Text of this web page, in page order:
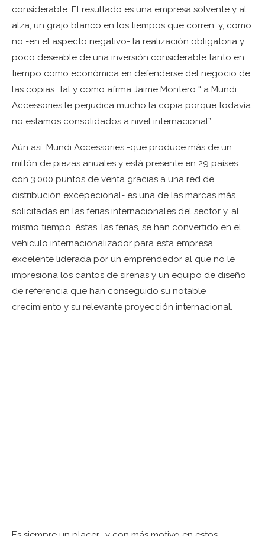
considerable. El resultado es una empresa solvente y al
alza, un grajo blanco en los tiempos que corren; y, como
no -en el aspecto negativo- la realización obligatoria y
poco deseable de una inversión considerable tanto en
tiempo como económica en defenderse del negocio de
las copias. Tal y como afrma Jaime Montero “ a Mundi
Accessories le perjudica mucho la copia porque todavía
no estamos consolidados a nivel internacional”.
Aún así, Mundi Accessories -que produce más de un
millón de piezas anuales y está presente en 29 países
con 3.000 puntos de venta gracias a una red de
distribución excepecional- es una de las marcas más
solicitadas en las ferias internacionales del sector y, al
mismo tiempo, éstas, las ferias, se han convertido en el
vehículo internacionalizador para esta empresa
excelente liderada por un emprendedor al que no le
impresiona los cantos de sirenas y un equipo de diseño
de referencia que han conseguido su notable
crecimiento y su relevante proyección internacional.